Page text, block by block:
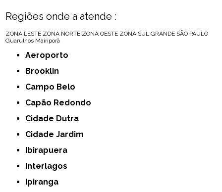
Regiões onde a atende :
ZONA LESTE ZONA NORTE ZONA OESTE ZONA SUL GRANDE SÃO PAULO
Guarulhos Mairiporã
Aeroporto
Brooklin
Campo Belo
Capão Redondo
Cidade Dutra
Cidade Jardim
Ibirapuera
Interlagos
Ipiranga